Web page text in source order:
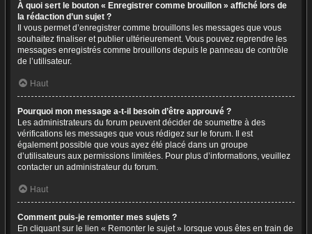
À quoi sert le bouton « Enregistrer comme brouillon » affiché lors de
la rédaction d’un sujet ?
Il vous permet d’enregistrer comme brouillons les messages que vous
souhaitez finaliser et publier ultérieurement. Vous pouvez reprendre les
messages enregistrés comme brouillons depuis le panneau de contrôle
de l’utilisateur.
Haut
Pourquoi mon message a-t-il besoin d’être approuvé ?
Les administrateurs du forum peuvent décider de soumettre à des
vérifications les messages que vous rédigez sur le forum. Il est
également possible que vous ayez été placé dans un groupe
d’utilisateurs aux permissions limitées. Pour plus d’informations, veuillez
contacter un administrateur du forum.
Haut
Comment puis-je remonter mes sujets ?
En cliquant sur le lien « Remonter le sujet » lorsque vous êtes en train de